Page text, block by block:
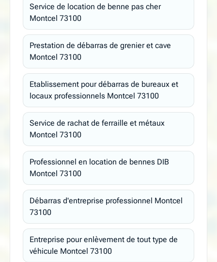
Service de location de benne pas cher
Montcel 73100
Prestation de débarras de grenier et cave
Montcel 73100
Etablissement pour débarras de bureaux et
locaux professionnels Montcel 73100
Service de rachat de ferraille et métaux
Montcel 73100
Professionnel en location de bennes DIB
Montcel 73100
Débarras d'entreprise professionnel Montcel
73100
Entreprise pour enlèvement de tout type de
véhicule Montcel 73100